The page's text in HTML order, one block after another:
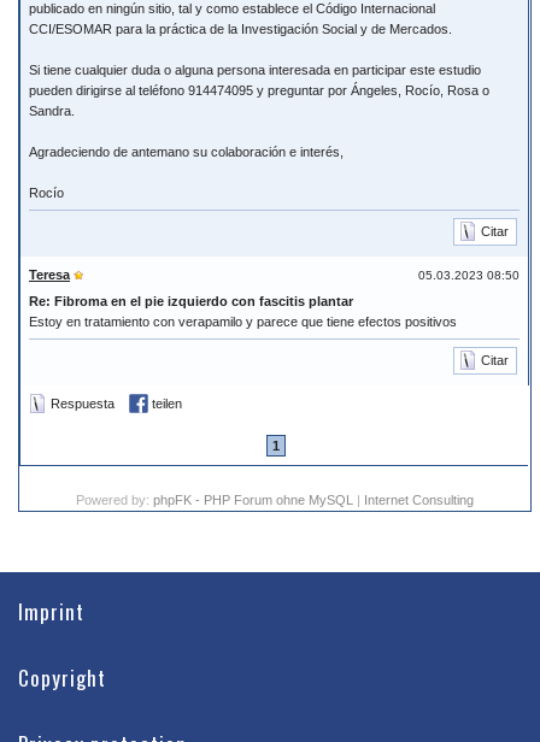
publicado en ningún sitio, tal y como establece el Código Internacional
CCI/ESOMAR para la práctica de la Investigación Social y de Mercados.
Si tiene cualquier duda o alguna persona interesada en participar este estudio
pueden dirigirse al teléfono 914474095 y preguntar por Ángeles, Rocío, Rosa o
Sandra.
Agradeciendo de antemano su colaboración e interés,
Rocío
Citar
05.03.2023 08:50
Teresa
Re: Fibroma en el pie izquierdo con fascitis plantar
Estoy en tratamiento con verapamilo y parece que tiene efectos positivos
Citar
Respuesta teilen
1
Powered by: phpFK - PHP Forum ohne MySQL | Internet Consulting
Imprint
Copyright